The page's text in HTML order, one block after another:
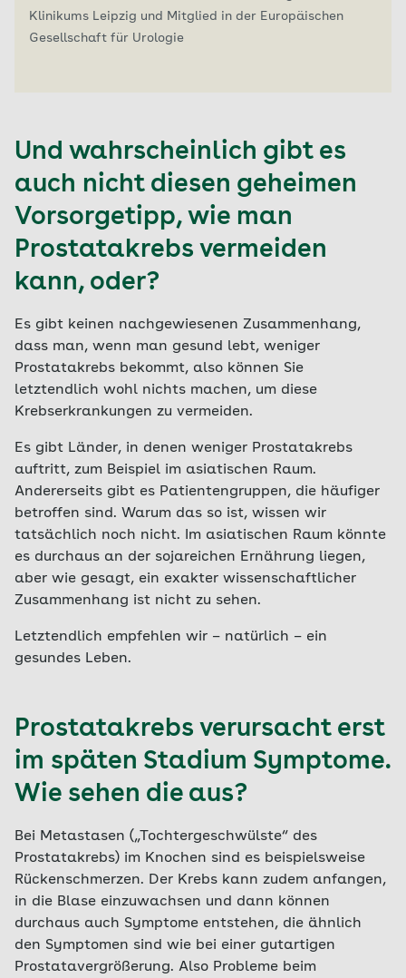
Klinikums Leipzig und Mitglied in der Europäischen
Gesellschaft für Urologie
Und wahrscheinlich gibt es
auch nicht diesen geheimen
Vorsorgetipp, wie man
Prostatakrebs vermeiden
kann, oder?
Es gibt keinen nachgewiesenen Zusammenhang,
dass man, wenn man gesund lebt, weniger
Prostatakrebs bekommt, also können Sie
letztendlich wohl nichts machen, um diese
Krebserkrankungen zu vermeiden.
Es gibt Länder, in denen weniger Prostatakrebs
auftritt, zum Beispiel im asiatischen Raum.
Andererseits gibt es Patientengruppen, die häufiger
betroffen sind. Warum das so ist, wissen wir
tatsächlich noch nicht. Im asiatischen Raum könnte
es durchaus an der sojareichen Ernährung liegen,
aber wie gesagt, ein exakter wissenschaftlicher
Zusammenhang ist nicht zu sehen.
Letztendlich empfehlen wir – natürlich – ein
gesundes Leben.
Prostatakrebs verursacht erst
im späten Stadium Symptome.
Wie sehen die aus?
Bei Metastasen („Tochtergeschwülste“ des
Prostatakrebs) im Knochen sind es beispielsweise
Rückenschmerzen. Der Krebs kann zudem anfangen,
in die Blase einzuwachsen und dann können
durchaus auch Symptome entstehen, die ähnlich
den Symptomen sind wie bei einer gutartigen
Prostatavergrößerung. Also Probleme beim